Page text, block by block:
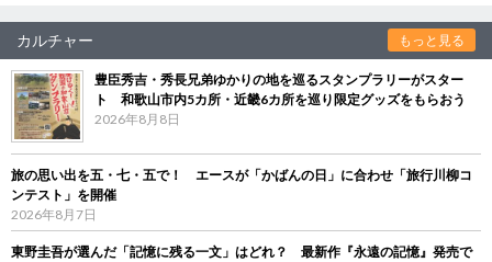
カルチャー もっと見る
豊臣秀吉・秀長兄弟ゆかりの地を巡るスタンプラリーがスター
ト 和歌山市内5カ所・近畿6カ所を巡り限定グッズをもらおう
2026年8月8日
旅の思い出を五・七・五で！ エースが「かばんの日」に合わせ「旅行川柳コ
ンテスト」を開催
2026年8月7日
東野圭吾が選んだ「記憶に残る一文」はどれ？ 最新作『永遠の記憶』発売で